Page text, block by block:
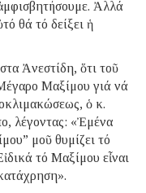
Ἀλλά
θά τό δείξει ἡ
Ἀνεστίδη, ὅτι τοῦ
Μαξίμου γιά νά
ὁ κ.
λέγοντας: «Ἐμένα
μοῦ θυμίζει τό
τό Μαξίμου εἶναι